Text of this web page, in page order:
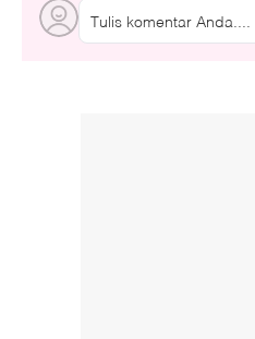
Tulis komentar Anda....